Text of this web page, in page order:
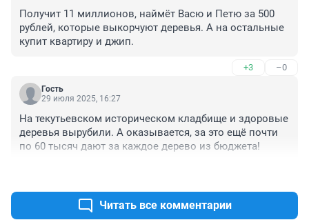
Получит 11 миллионов, наймёт Васю и Петю за 500
рублей, которые выкорчуют деревья. А на остальные
купит квартиру и джип.
+3 –0
Гость
29 июля 2025, 16:27
На текутьевском историческом кладбище и здоровые
деревья вырубили. А оказывается, за это ещё почти
по 60 тысяч дают за каждое дерево из бюджета!
Читать все комментарии